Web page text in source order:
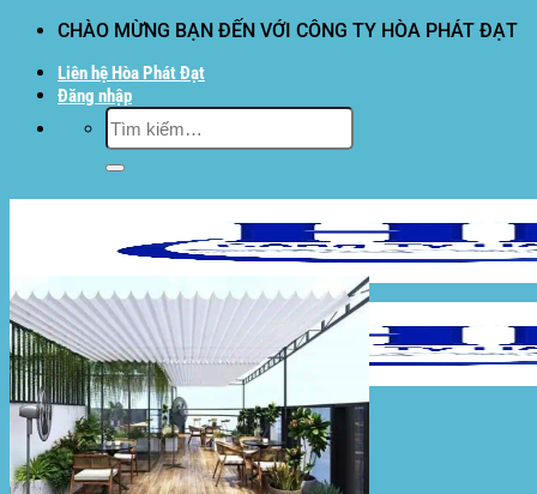
dung
CHÀO MỪNG BẠN ĐẾN VỚI CÔNG TY HÒA PHÁT ĐẠT
Liên hệ Hòa Phát Đạt
Đăng nhập
Tìm
kiếm:
Hòa Phát Đạt